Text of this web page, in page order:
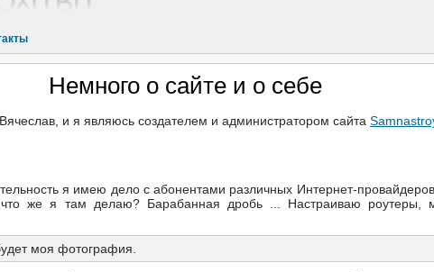
Немного о сайте и о себе
и я являюсь создателем и администратором сайта
я имею дело с абонентами различных Интернет-
же я там делаю? Барабанная дробь ... Настраиваю роутеры,
моя фотография.